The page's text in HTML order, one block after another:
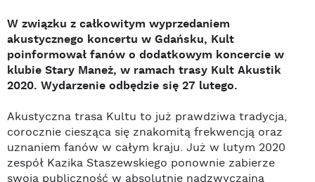
W związku z całkowitym wyprzedaniem
akustycznego koncertu w Gdańsku, Kult
poinformował fanów o dodatkowym koncercie w
klubie Stary Maneż, w ramach trasy Kult Akustik
2020. Wydarzenie odbędzie się 27 lutego.
Akustyczna trasa Kultu to już prawdziwa tradycja,
corocznie ciesząca się znakomitą frekwencją oraz
uznaniem fanów w całym kraju. Już w lutym 2020
zespół Kazika Staszewskiego ponownie zabierze